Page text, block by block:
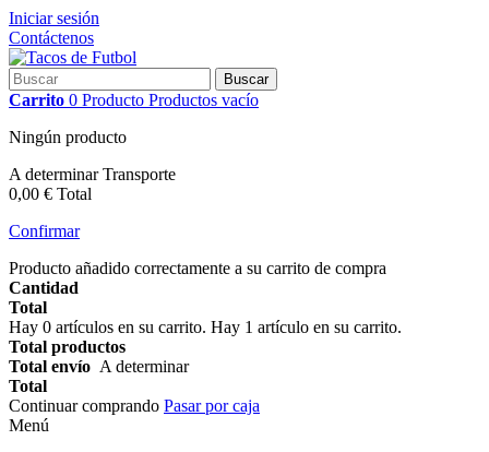
Iniciar sesión
Contáctenos
Buscar
Carrito 0 Producto Productos vacío
Ningún producto
A determinarTransporte
0,00 € Total
Confirmar
Producto añadido correctamente a su carrito de compra
Cantidad
Total
Hay 0 artículos en su carrito. Hay 1 artículo en su carrito.
Total productos
Total envío A determinar
Total
Continuar comprando Pasar por caja
Menú